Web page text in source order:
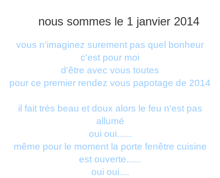
nous sommes le 1 janvier 2014
vous n'imaginez surement pas quel bonheur
c'est pour moi
d'être avec vous toutes
pour ce premier rendez vous papotage de 2014
il fait très beau et doux alors le feu n'est pas
allumé
oui oui......
même pour le moment la porte fenêtre cuisine
est ouverte......
oui oui....